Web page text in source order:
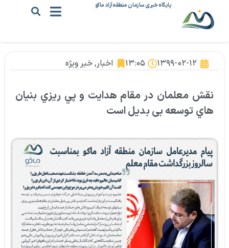
پایگاه خبری سازمان منطقه آزاد ماکو
۱۳۹۹-۰۲-۱۲ ۱۳:۰۵ اخبار,خبر ویژه
نقش معلمان در مقام هدايت و پي ريزي بنيان
هاي توسعه بی بدیل است